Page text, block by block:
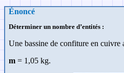
Énoncé
Déterminer un nombre d’entités :
Une bassine de confiture en cuivre
m = 1,05 kg.